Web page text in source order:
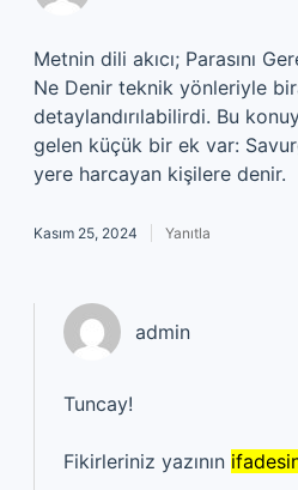
Metnin dili akıcı; Parasını
Ne Denir teknik yönleriyle
detaylandırılabilirdi. Bu
gelen küçük bir ek var:
yere harcayan kişilere denir.
Kasım 25, 2024 Yanıtla
admin
Tuncay!
Fikirleriniz yazının